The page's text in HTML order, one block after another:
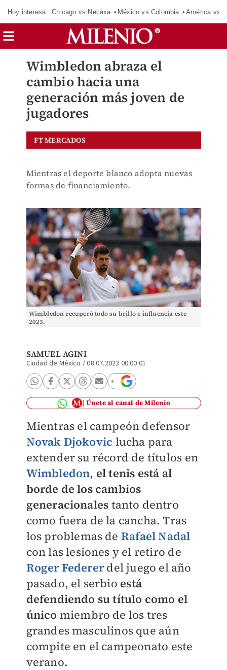
Hoy interesa: Chicago vs Necaxa México vs Colombia América vs
Wimbledon abraza el
cambio hacia una
generación más joven de
jugadores
FT MERCADOS
Mientras el deporte blanco adopta nuevas
formas de financiamiento.
Wimbledon recuperó todo su brillo e influencia este
2023.
SAMUEL AGINI
Ciudad de México /08.07.2023 00:00:01
Únete al canal de Milenio
Mientras el campeón defensor
Novak Djokovic lucha para
extender su récord de títulos en
Wimbledon, el tenis está al
borde de los cambios
generacionales tanto dentro
como fuera de la cancha. Tras
los problemas de Rafael Nadal
con las lesiones y el retiro de
Roger Federerdel juego el año
pasado, el serbio está
defendiendo su título como el
único miembro de los tres
grandes masculinos que aún
compite en el campeonato este
verano.